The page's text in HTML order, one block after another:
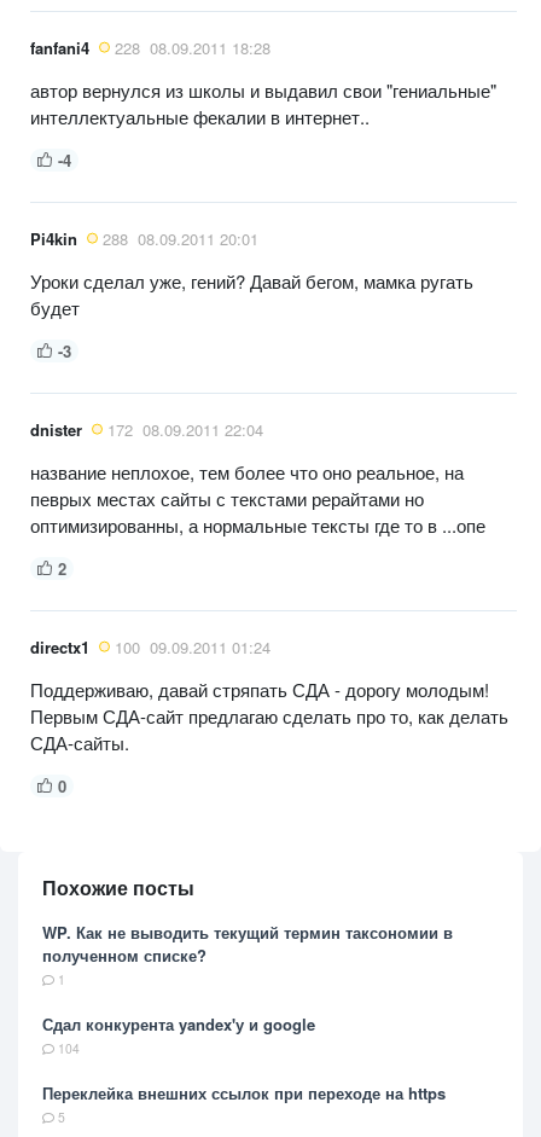
fanfani4 228 08.09.2011 18:28
автор вернулся из школы и выдавил свои "гениальные"
интеллектуальные фекалии в интернет..
-4
Pi4kin 288 08.09.2011 20:01
Уроки сделал уже, гений? Давай бегом, мамка ругать
будет
-3
dnister 172 08.09.2011 22:04
название неплохое, тем более что оно реальное, на
певрых местах сайты с текстами рерайтами но
оптимизированны, а нормальные тексты где то в ...опе
2
directx1 100 09.09.2011 01:24
Поддерживаю, давай стряпать СДА - дорогу молодым!
Первым СДА-сайт предлагаю сделать про то, как делать
СДА-сайты.
0
Похожие посты
WP. Как не выводить текущий термин таксономии в
полученном списке?
1
Сдал конкурента yandex'у и google
104
Переклейка внешних ссылок при переходе на https
5